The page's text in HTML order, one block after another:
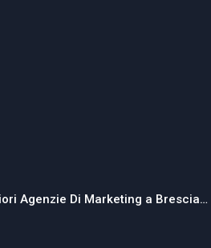
Agenzie Di Marketing a Brescia…